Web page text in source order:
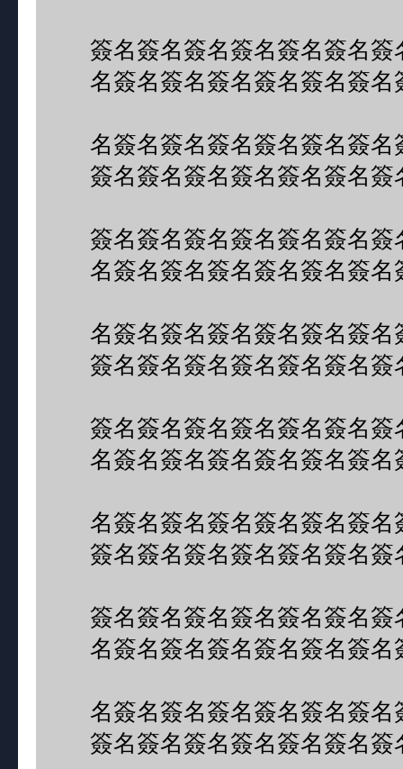
簽名簽名簽名簽名簽名簽名
名簽名簽名簽名簽名簽名簽名
名簽名簽名簽名簽名簽名簽
簽名簽名簽名簽名簽名簽名簽
簽名簽名簽名簽名簽名簽名
名簽名簽名簽名簽名簽名簽名
名簽名簽名簽名簽名簽名簽
簽名簽名簽名簽名簽名簽名簽
簽名簽名簽名簽名簽名簽名
名簽名簽名簽名簽名簽名簽名
名簽名簽名簽名簽名簽名簽
簽名簽名簽名簽名簽名簽名簽
簽名簽名簽名簽名簽名簽名
名簽名簽名簽名簽名簽名簽名
名簽名簽名簽名簽名簽名簽
簽名簽名簽名簽名簽名簽名簽